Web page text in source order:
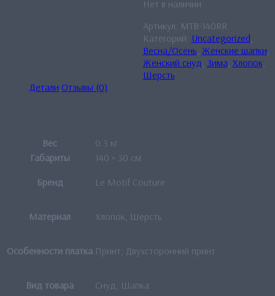
Нет в наличии
Артикул: MTB-140RR
Категорий: Uncategorized
Весна/Осень Женские шапки
Женский снуд Зима Хлопок
Шерсть
Детали Отзывы (0)
Вес
0.3 кг
Габариты
140 × 30 см
Бренд
Le Motif Couture
Материал Хлопок, Шерсть
Особенности платка Принт, Двухсторонний принт
Вид товара Снуд, Шапка